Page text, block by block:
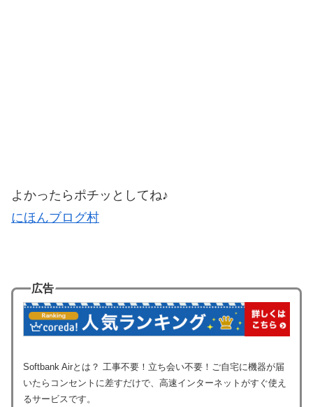
よかったらポチッとしてね♪
にほんブログ村
広告
Softbank Airとは？ 工事不要！立ち会い不要！ご自宅に機器が届
いたらコンセントに差すだけで、高速インターネットがすぐ使え
るサービスです。